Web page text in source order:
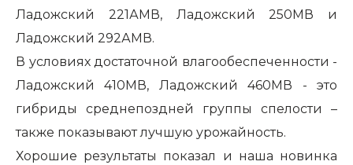
Ладожский 221АМВ, Ладожский 250МВ и
Ладожский 292АМВ.
В условиях достаточной влагообеспеченности -
Ладожский 410МВ, Ладожский 460МВ - это
гибриды среднепоздней группы спелости –
также показывают лучшую урожайность.
Хорошие результаты показал и наша новинка